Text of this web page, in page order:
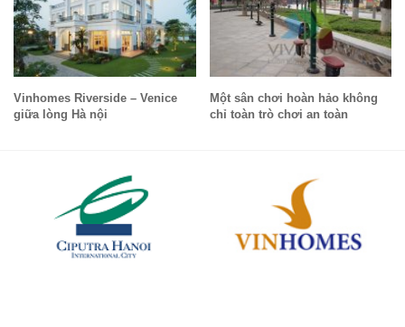
Vinhomes Riverside – Venice
giữa lòng Hà nội
Một sân chơi hoàn hảo không
chỉ toàn trò chơi an toàn